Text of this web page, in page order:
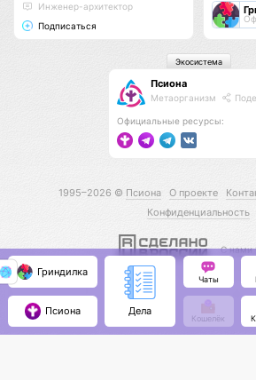
Инженер-архитектор
Подписаться
Псиона
Метаорганизм
Официальные ресурсы:
Экосистема
1995–2026 © Псиона О проекте
Конфиденциальность
С нами
Гриндилка
Псиона Дела
Чаты
Кошелёк